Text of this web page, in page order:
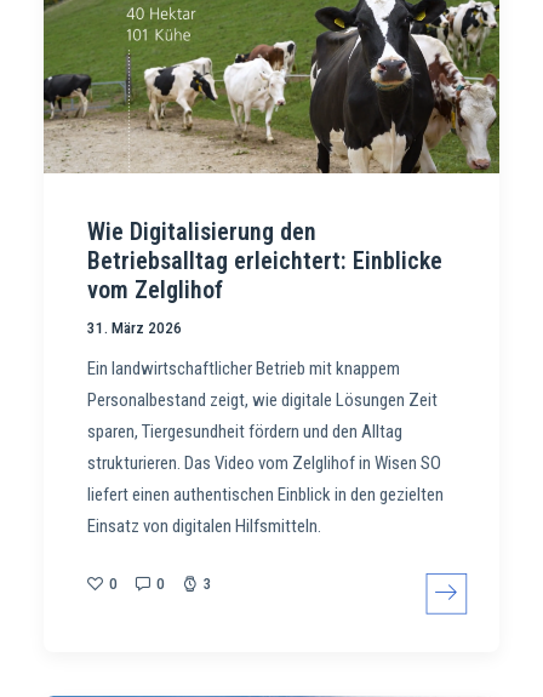
Wie Digitalisierung den
Betriebsalltag erleichtert: Einblicke
vom Zelglihof
31. März 2026
Ein landwirtschaftlicher Betrieb mit knappem
Personalbestand zeigt, wie digitale Lösungen Zeit
sparen, Tiergesundheit fördern und den Alltag
strukturieren. Das Video vom Zelglihof in Wisen SO
liefert einen authentischen Einblick in den gezielten
Einsatz von digitalen Hilfsmitteln.
0 0 3